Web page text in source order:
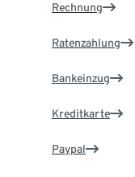
Rechnung
Ratenzahlung
Bankeinzug
Kreditkarte
Paypal